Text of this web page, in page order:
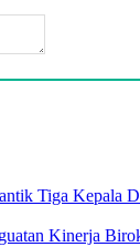
Tiga Kepala
Kinerja